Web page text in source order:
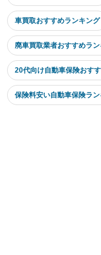
車買取おすすめランキング
廃車買取業者おすすめラ
20代向け自動車保険おす
保険料安い自動車保険ラ